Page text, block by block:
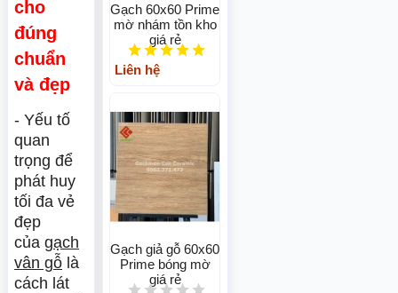
cho
đúng
chuẩn
và đẹp
- Yếu tố
quan
trọng để
phát huy
tối đa vẻ
đẹp
của gạch
vân gỗ là
cách lát
Gạch 60x60 Prime
mờ nhám tồn kho
giá rẻ
Liên hệ
Gạch giả gỗ 60x60
Prime bóng mờ
giá rẻ